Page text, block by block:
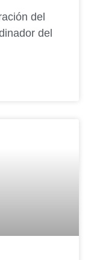
del
del